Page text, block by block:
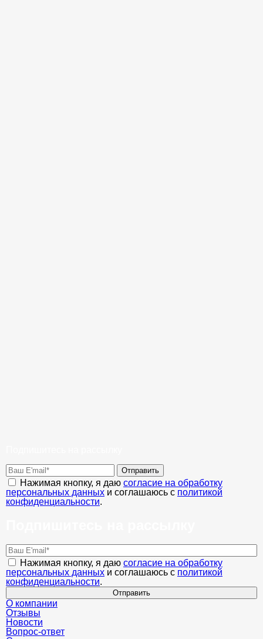
Отправить
Нажимая кнопку, я даю согласие на обработку
персональных данных и соглашаюсь с политикой
конфиденциальности.
Нажимая кнопку, я даю согласие на обработку
персональных данных и соглашаюсь с политикой
конфиденциальности.
Отправить
О компании
Отзывы
Новости
Вопрос-ответ